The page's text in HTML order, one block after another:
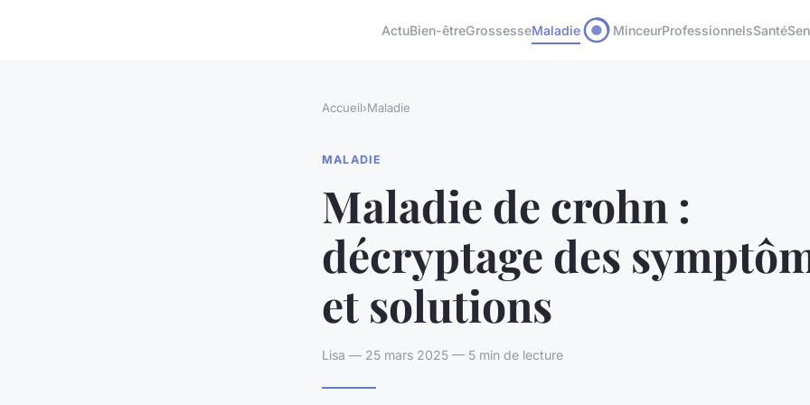
ActuBien-êtreGrossesseMaladie MinceurProfessionnelsSanté
Accueil›Maladie
MALADIE
Maladie de crohn :
décryptage des
et solutions
Lisa — 25 mars 2025 — 5 min de lecture